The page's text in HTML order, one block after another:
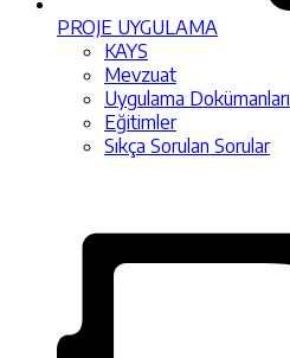
PROJE UYGULAMA
KAYS
Mevzuat
Uygulama Dokümanları
Eğitimler
Sıkça Sorulan Sorular